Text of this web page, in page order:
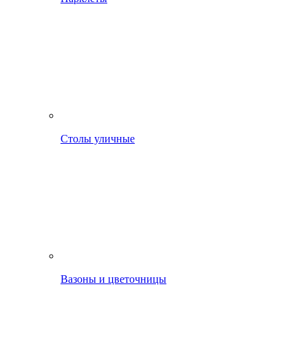
Столы уличные
Вазоны и цветочницы